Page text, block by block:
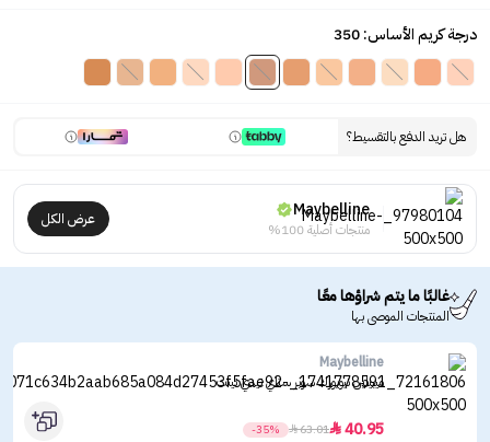
درجة كريم الأساس: 350
هل تريد الدفع بالتقسيط؟
Maybelline
منتجات أصلية 100%
عرض الكل
غالبًا ما يتم شراؤها معًا
المنتجات الموصى بها
Maybelline
ميبيلين نيويورك سوبر ستاي تيدي تينت
40.95

63.01

-35%